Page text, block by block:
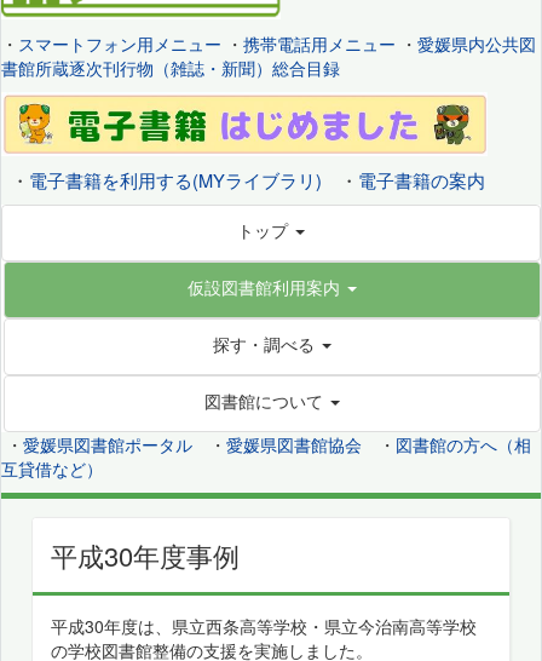
・ スマートフォン用メニュー ・ 携帯電話用メニュー ・ 愛媛県内公共図
書館所蔵逐次刊行物（雑誌・新聞）総合目録
・ 電子書籍を利用する(MYライブラリ) ・ 電子書籍の案内
トップ
仮設図書館利用案内
探す・調べる
図書館について
・ 愛媛県図書館ポータル ・ 愛媛県図書館協会 ・ 図書館の方へ（相
互貸借など）
平成30年度事例
平成30年度は、県立西条高等学校・県立今治南高等学校
の学校図書館整備の支援を実施しました。